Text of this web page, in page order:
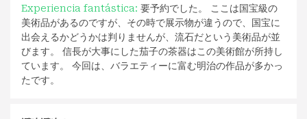
Experiencia fantástica: 要予約でした。 ここは国宝級の
美術品があるのですが、その時で展示物が違うので、国宝に
出会えるかどうかは判りませんが、流石だという美術品が並
びます。 信長が大事にした茄子の茶器はこの美術館が所持し
ています。 今回は、バラエティーに富む明治の作品が多かっ
たです。